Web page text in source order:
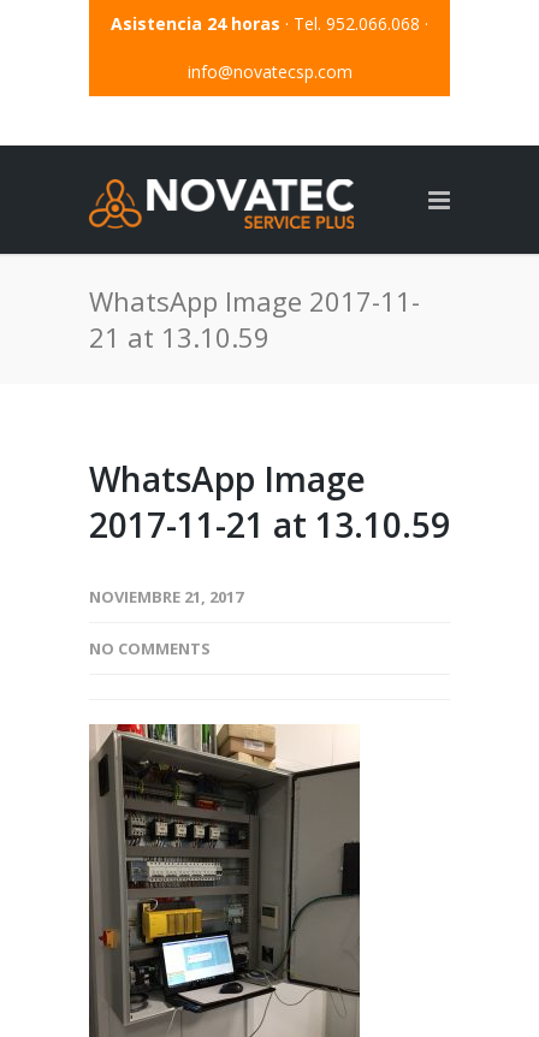
Asistencia 24 horas · Tel. 952.066.068 ·
info@novatecsp.com
WhatsApp Image 2017-11-
21 at 13.10.59
WhatsApp Image
2017-11-21 at 13.10.59
NOVIEMBRE 21, 2017
NO COMMENTS